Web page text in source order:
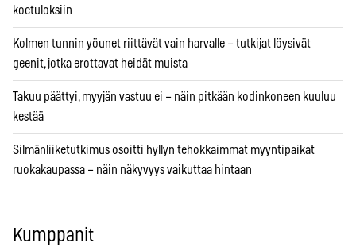
koetuloksiin
Kolmen tunnin yöunet riittävät vain harvalle – tutkijat löysivät
geenit, jotka erottavat heidät muista
Takuu päättyi, myyjän vastuu ei – näin pitkään kodinkoneen kuuluu
kestää
Silmänliiketutkimus osoitti hyllyn tehokkaimmat myyntipaikat
ruokakaupassa – näin näkyvyys vaikuttaa hintaan
Kumppanit